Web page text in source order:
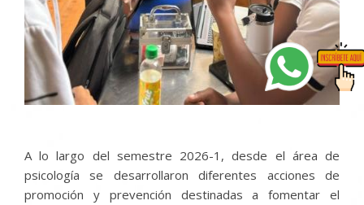
A lo largo del semestre 2026-1, desde el área de
psicología se desarrollaron diferentes acciones de
promoción y prevención destinadas a fomentar el